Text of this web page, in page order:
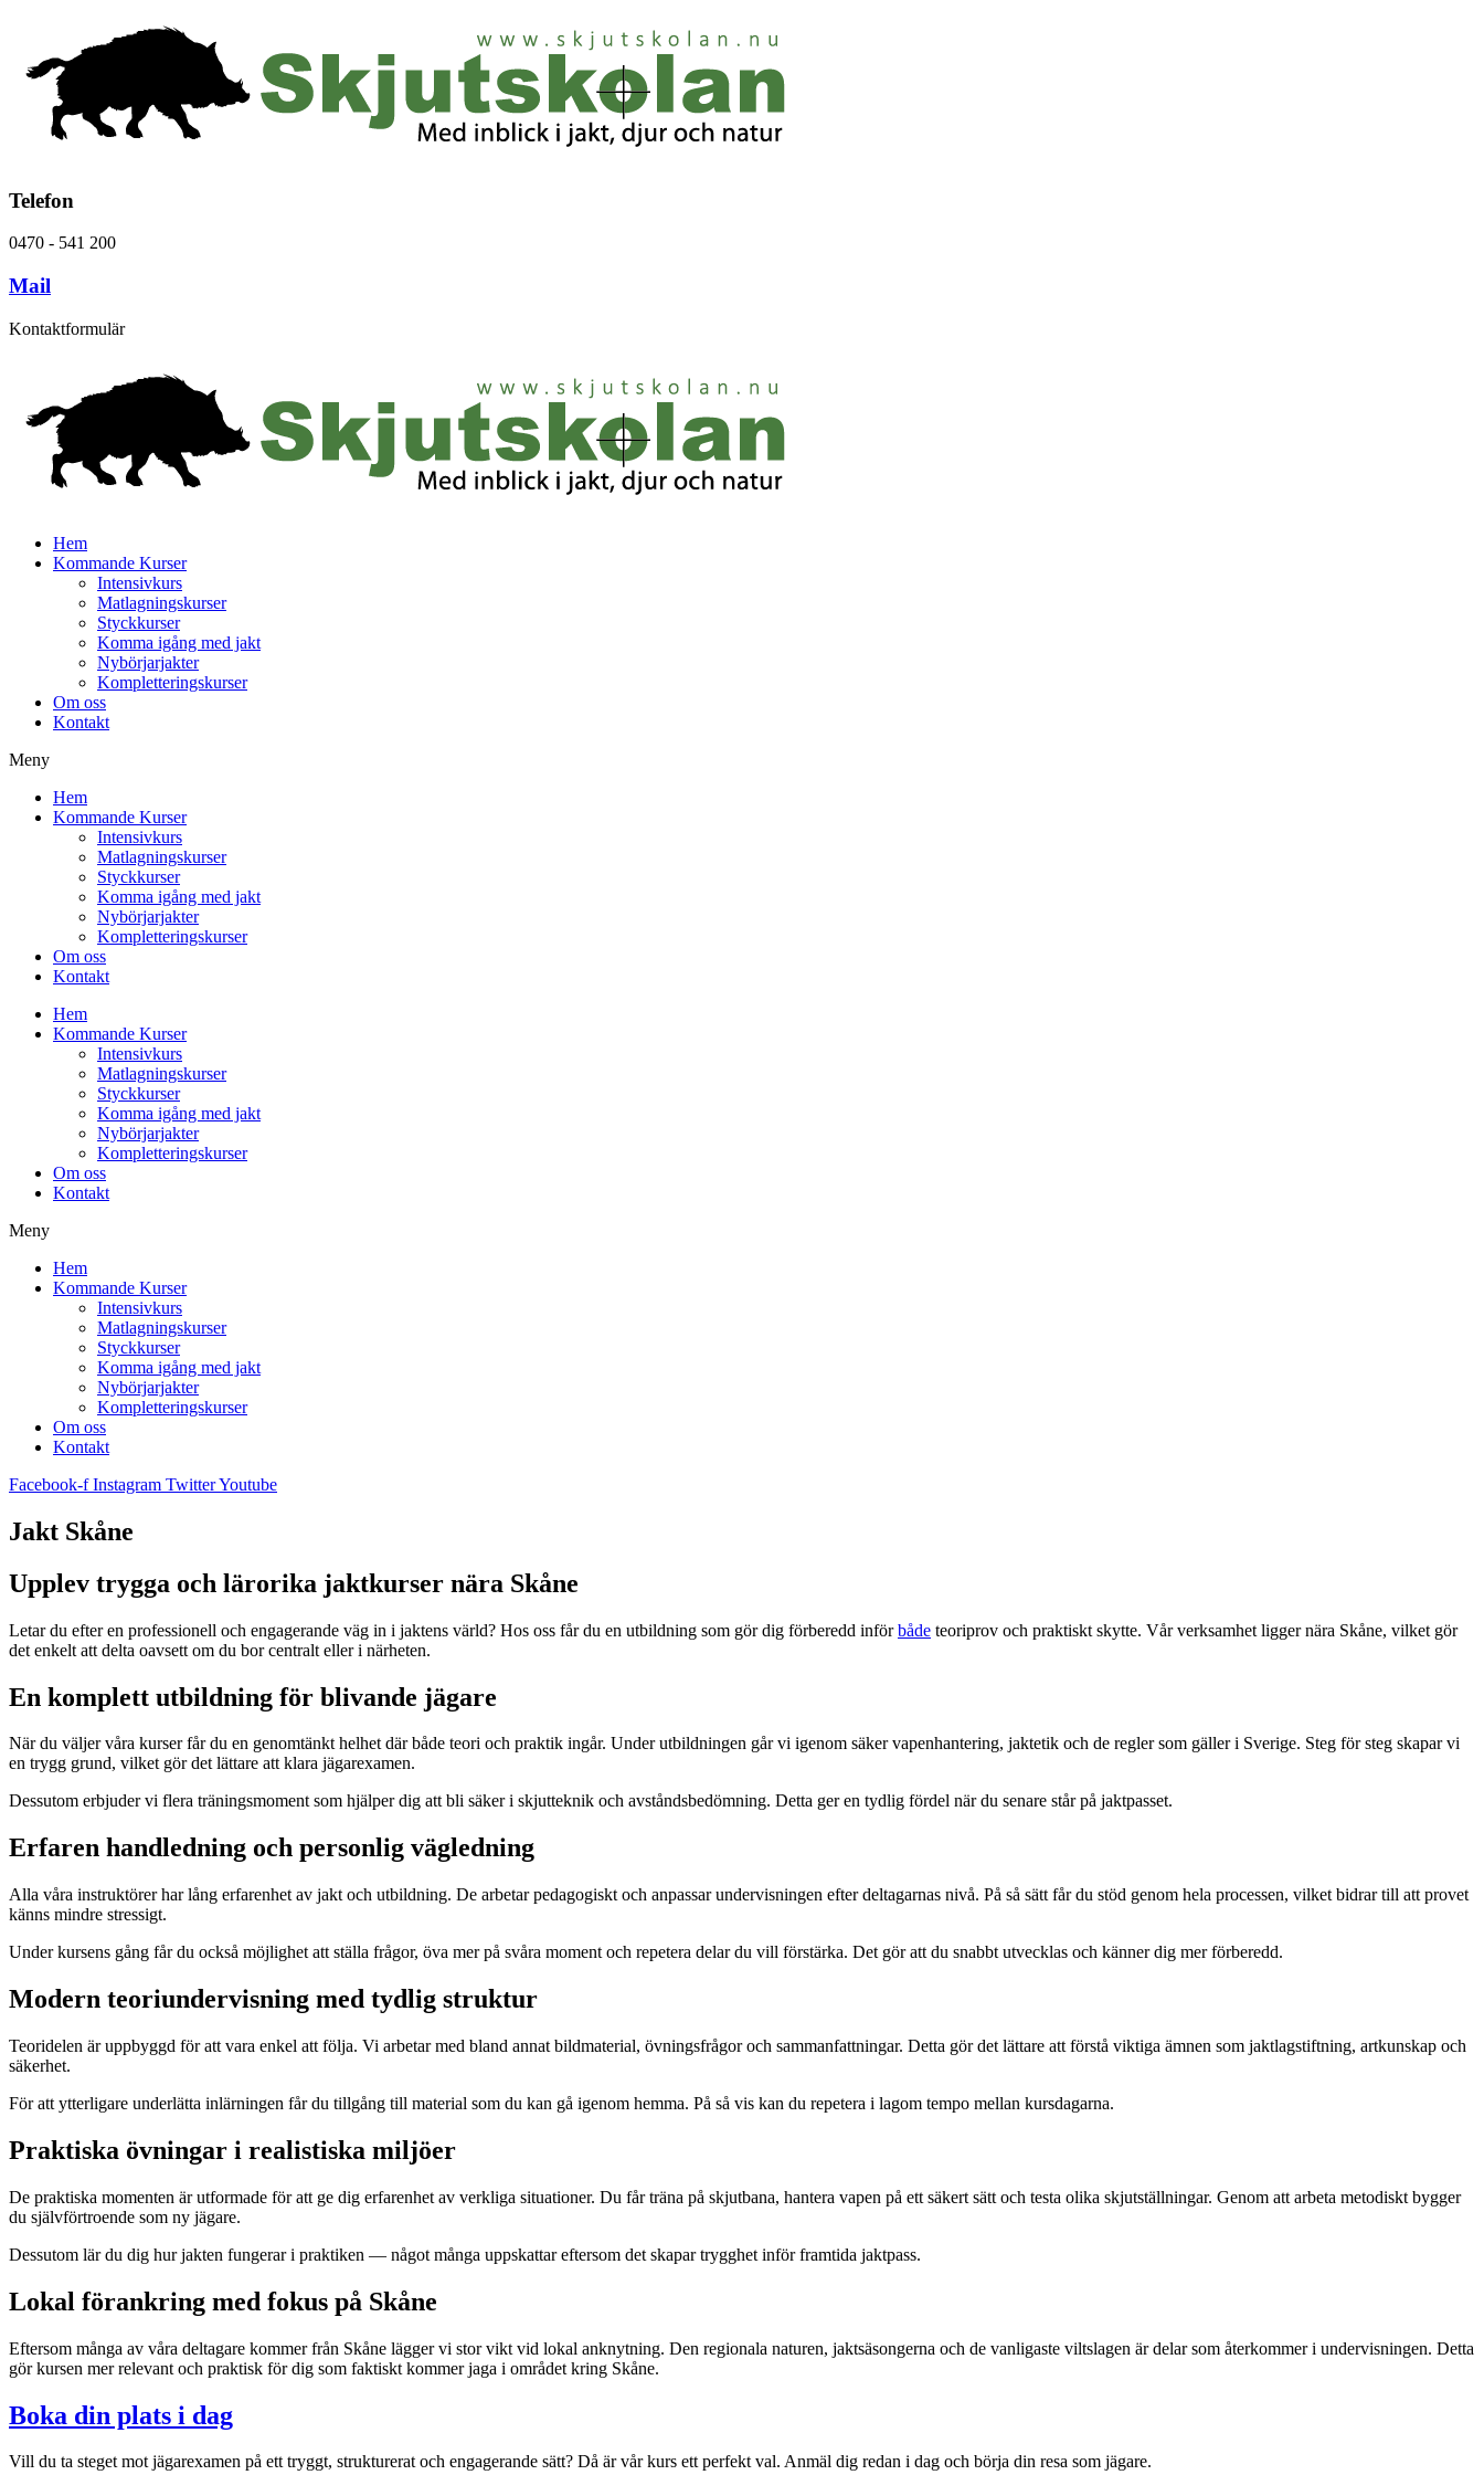
Telefon
0470 - 541 200
Mail
Kontaktformulär
Hem
Kommande Kurser
Intensivkurs
Matlagningskurser
Styckkurser
Komma igång med jakt
Nybörjarjakter
Kompletteringskurser
Om oss
Kontakt
Meny
Hem
Kommande Kurser
Intensivkurs
Matlagningskurser
Styckkurser
Komma igång med jakt
Nybörjarjakter
Kompletteringskurser
Om oss
Kontakt
Hem
Kommande Kurser
Intensivkurs
Matlagningskurser
Styckkurser
Komma igång med jakt
Nybörjarjakter
Kompletteringskurser
Om oss
Kontakt
Meny
Hem
Kommande Kurser
Intensivkurs
Matlagningskurser
Styckkurser
Komma igång med jakt
Nybörjarjakter
Kompletteringskurser
Om oss
Kontakt
Facebook-f Instagram TwitterYoutube
Jakt Skåne
Upplev trygga och lärorika jaktkurser nära Skåne
Letar du efter en professionell och engagerande väg in i jaktens värld? Hos oss får du en utbildning som gör dig förberedd införbåde teoriprov och praktiskt skytte. Vår verksamhet ligger nära Skåne, vilket gör
det enkelt att delta oavsett om du bor centralt eller i närheten.
En komplett utbildning för blivande jägare
När du väljer våra kurser får du en genomtänkt helhet där både teori och praktik ingår. Under utbildningen går vi igenom säker vapenhantering, jaktetik och de regler som gäller i Sverige. Steg för steg skapar vi
en trygg grund, vilket gör det lättare att klara jägarexamen.
Dessutom erbjuder vi flera träningsmoment som hjälper dig att bli säker i skjutteknik och avståndsbedömning. Detta ger en tydlig fördel när du senare står på jaktpasset.
Erfaren handledning och personlig vägledning
Alla våra instruktörer har lång erfarenhet av jakt och utbildning. De arbetar pedagogiskt och anpassar undervisningen efter deltagarnas nivå. På så sätt får du stöd genom hela processen, vilket bidrar till att provet
känns mindre stressigt.
Under kursens gång får du också möjlighet att ställa frågor, öva mer på svåra moment och repetera delar du vill förstärka. Det gör att du snabbt utvecklas och känner dig mer förberedd.
Modern teoriundervisning med tydlig struktur
Teoridelen är uppbyggd för att vara enkel att följa. Vi arbetar med bland annat bildmaterial, övningsfrågor och sammanfattningar. Detta gör det lättare att förstå viktiga ämnen som jaktlagstiftning, artkunskap och
säkerhet.
För att ytterligare underlätta inlärningen får du tillgång till material som du kan gå igenom hemma. På så vis kan du repetera i lagom tempo mellan kursdagarna.
Praktiska övningar i realistiska miljöer
De praktiska momenten är utformade för att ge dig erfarenhet av verkliga situationer. Du får träna på skjutbana, hantera vapen på ett säkert sätt och testa olika skjutställningar. Genom att arbeta metodiskt bygger
du självförtroende som ny jägare.
Dessutom lär du dig hur jakten fungerar i praktiken — något många uppskattar eftersom det skapar trygghet inför framtida jaktpass.
Lokal förankring med fokus på Skåne
Eftersom många av våra deltagare kommer från Skåne lägger vi stor vikt vid lokal anknytning. Den regionala naturen, jaktsäsongerna och de vanligaste viltslagen är delar som återkommer i undervisningen. Detta
gör kursen mer relevant och praktisk för dig som faktiskt kommer jaga i området kring Skåne.
Boka din plats i dag
Vill du ta steget mot jägarexamen på ett tryggt, strukturerat och engagerande sätt? Då är vår kurs ett perfekt val. Anmäl dig redan i dag och börja din resa som jägare.